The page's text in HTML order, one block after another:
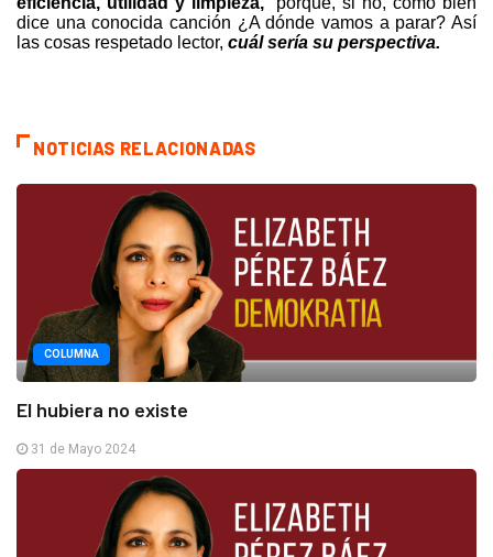
dice una conocida canción ¿A dónde vamos a parar? Así
las cosas respetado lector, cuál sería su perspectiva.
NOTICIAS RELACIONADAS
COLUMNA
El hubiera no existe
31 de Mayo 2024